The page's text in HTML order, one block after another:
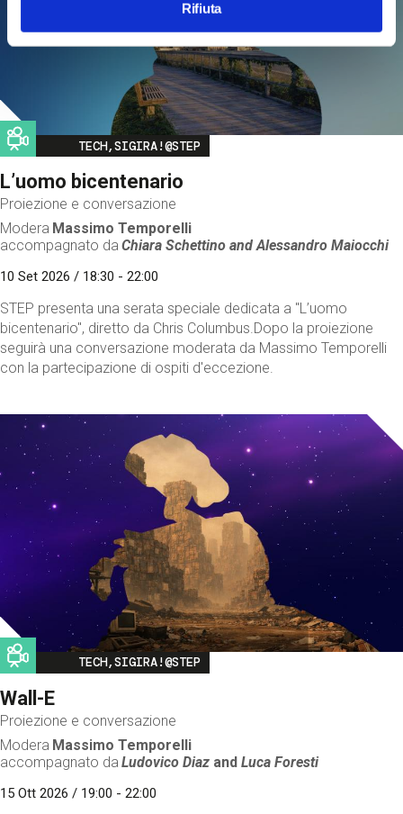
Rifiuta
Image
TECH,SIGIRA!@STEP
L’uomo bicentenario
Proiezione e conversazione
Modera Massimo Temporelli
accompagnato da Chiara Schettino andAlessandro Maiocchi
10 Set 2026 / 18:30 - 22:00
STEP presenta una serata speciale dedicata a "L’uomo
bicentenario", diretto da Chris Columbus.Dopo la proiezione
seguirà una conversazione moderata da Massimo Temporelli
con la partecipazione di ospiti d'eccezione.
Image
TECH,SIGIRA!@STEP
Wall-E
Proiezione e conversazione
Modera Massimo Temporelli
accompagnato da Ludovico Diaz andLuca Foresti
15 Ott 2026 / 19:00 - 22:00